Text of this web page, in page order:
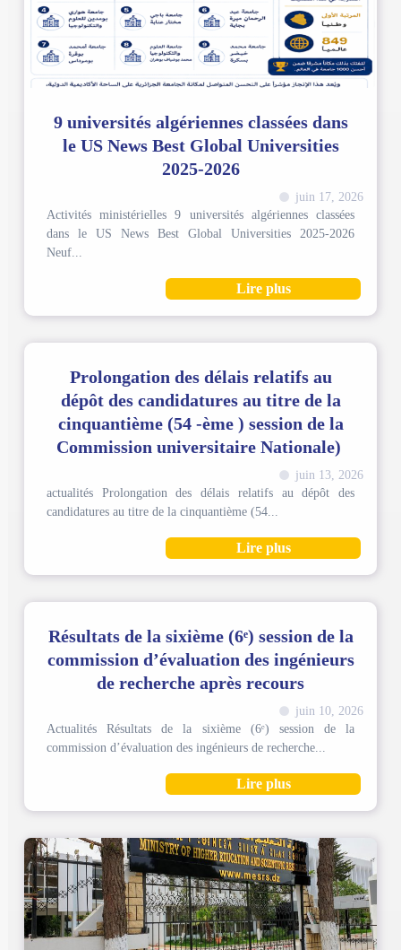
9 universités algériennes classées dans
le US News Best Global Universities
2025-2026
juin 17, 2026
Activités ministérielles 9 universités algériennes classées
dans le US News Best Global Universities 2025-2026
Neuf...
Lire plus
Prolongation des délais relatifs au
dépôt des candidatures au titre de la
cinquantième (54 -ème ) session de la
Commission universitaire Nationale)
juin 13, 2026
actualités Prolongation des délais relatifs au dépôt des
candidatures au titre de la cinquantième (54...
Lire plus
Résultats de la sixième (6ᵉ) session de la
commission d’évaluation des ingénieurs
de recherche après recours
juin 10, 2026
Actualités Résultats de la sixième (6ᵉ) session de la
commission d’évaluation des ingénieurs de recherche...
Lire plus